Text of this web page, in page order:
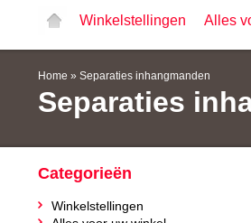
Winkelstellingen Alles
Home » Separaties inhangmanden
Separaties
Categorieën
Winkelstellingen